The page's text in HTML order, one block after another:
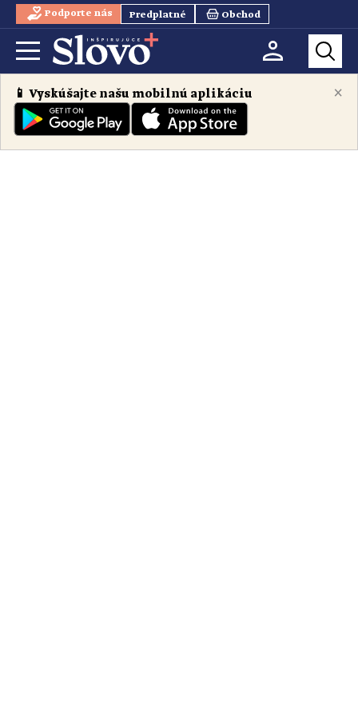
Podporte nás Predplatné Obchod
×
📱 Vyskúšajte našu mobilnú aplikáciu